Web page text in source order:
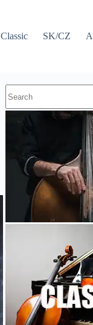
Classic SK/CZ
results